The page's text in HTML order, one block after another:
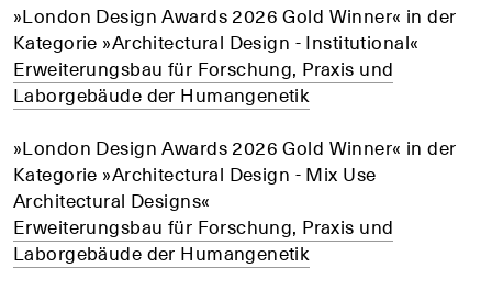
»London Design Awards 2026 Gold Winner« in der
Kategorie »Architectural Design - Institutional«
Erweiterungsbau für Forschung, Praxis und
Laborgebäude der Humangenetik
»London Design Awards 2026 Gold Winner« in der
Kategorie »Architectural Design - Mix Use
Architectural Designs«
Erweiterungsbau für Forschung, Praxis und
Laborgebäude der Humangenetik